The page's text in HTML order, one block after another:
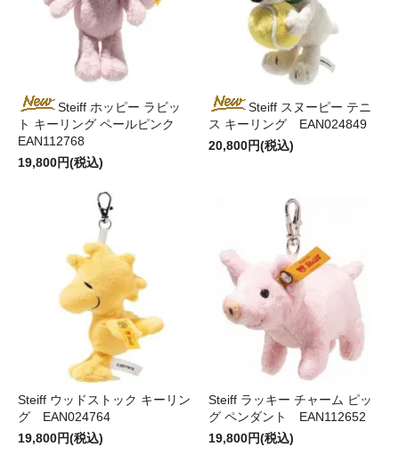
Steiff ホッピー ラビッ
ト キーリング ペールピンク
EAN112768
19,800円(税込)
Steiff スヌーピー テニ
ス キーリング EAN024849
20,800円(税込)
Steiff ウッドストック キーリン
グ EAN024764
19,800円(税込)
Steiff ラッキー チャーム ピッ
グ ペンダント EAN112652
19,800円(税込)